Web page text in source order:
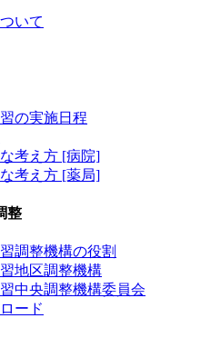
いて
の実施日程
考え方 [病院]
考え方 [薬局]
整
調整機構の役割
地区調整機構
中央調整機構委員会
ード